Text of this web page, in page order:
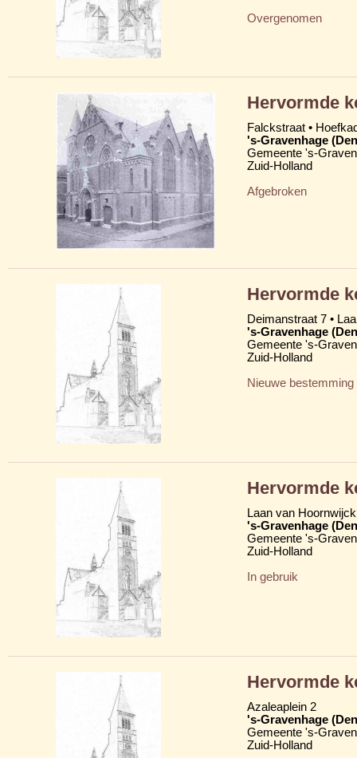
Overgenomen
Hervormde
Falckstraat •
's-Gravenhage
Gemeente 's-
Zuid-Holland
Afgebroken
Hervormde
Deimanstraat 7 •
's-Gravenhage
Gemeente 's-
Zuid-Holland
Nieuwe bestemming
Hervormde
Laan van
's-Gravenhage
Gemeente 's-
Zuid-Holland
In gebruik
Hervormde
Azaleaplein 2
's-Gravenhage
Gemeente 's-
Zuid-Holland